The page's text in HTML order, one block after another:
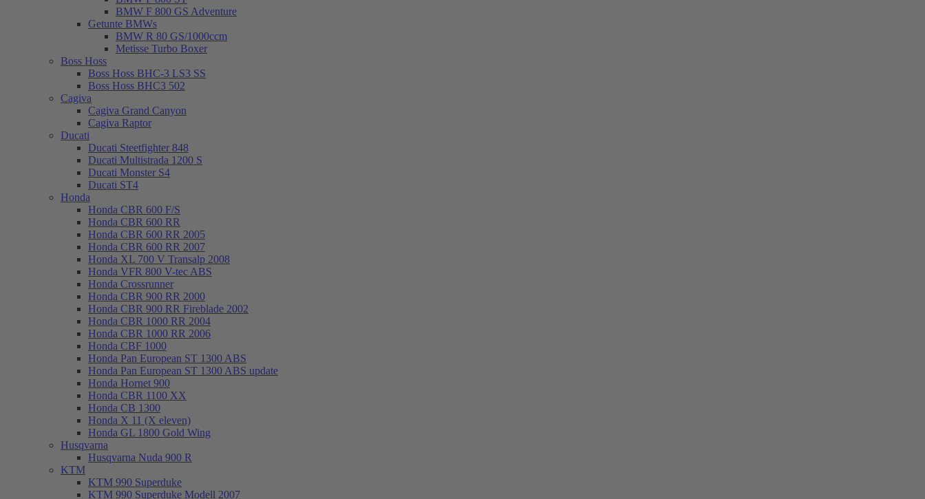
BMW F 800 GS Adventure
Getunte BMWs
BMW R 80 GS/1000ccm
Metisse Turbo Boxer
Boss Hoss
Boss Hoss BHC-3 LS3 SS
Boss Hoss BHC3 502
Cagiva
Cagiva Grand Canyon
Cagiva Raptor
Ducati
Ducati Steetfighter 848
Ducati Multistrada 1200 S
Ducati Monster S4
Ducati ST4
Honda
Honda CBR 600 F/S
Honda CBR 600 RR
Honda CBR 600 RR 2005
Honda CBR 600 RR 2007
Honda XL 700 V Transalp 2008
Honda VFR 800 V-tec ABS
Honda Crossrunner
Honda CBR 900 RR 2000
Honda CBR 900 RR Fireblade 2002
Honda CBR 1000 RR 2004
Honda CBR 1000 RR 2006
Honda CBF 1000
Honda Pan European ST 1300 ABS
Honda Pan European ST 1300 ABS update
Honda Hornet 900
Honda CBR 1100 XX
Honda CB 1300
Honda X 11 (X eleven)
Honda GL 1800 Gold Wing
Husqvarna
Husqvarna Nuda 900 R
KTM
KTM 990 Superduke
KTM 990 Superduke Modell 2007